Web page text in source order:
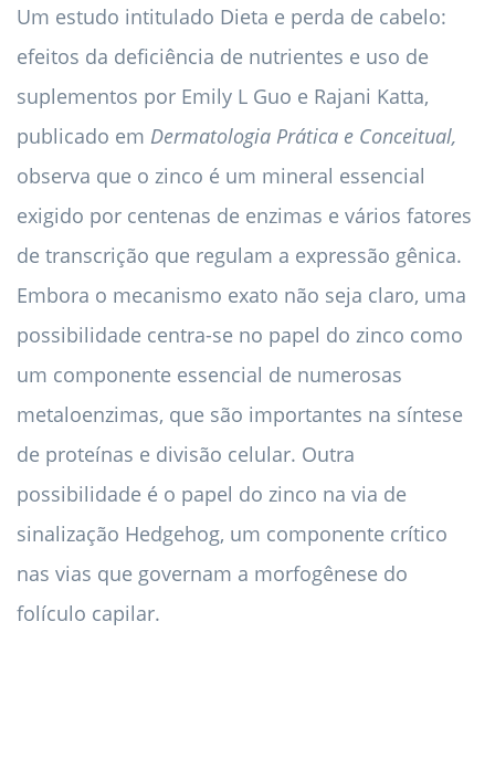
Um estudo intitulado Dieta e perda de cabelo:
efeitos da deficiência de nutrientes e uso de
suplementos por Emily L Guo e Rajani Katta,
publicado em Dermatologia Prática e Conceitual,
observa que o zinco é um mineral essencial
exigido por centenas de enzimas e vários fatores
de transcrição que regulam a expressão gênica.
Embora o mecanismo exato não seja claro, uma
possibilidade centra-se no papel do zinco como
um componente essencial de numerosas
metaloenzimas, que são importantes na síntese
de proteínas e divisão celular. Outra
possibilidade é o papel do zinco na via de
sinalização Hedgehog, um componente crítico
nas vias que governam a morfogênese do
folículo capilar.